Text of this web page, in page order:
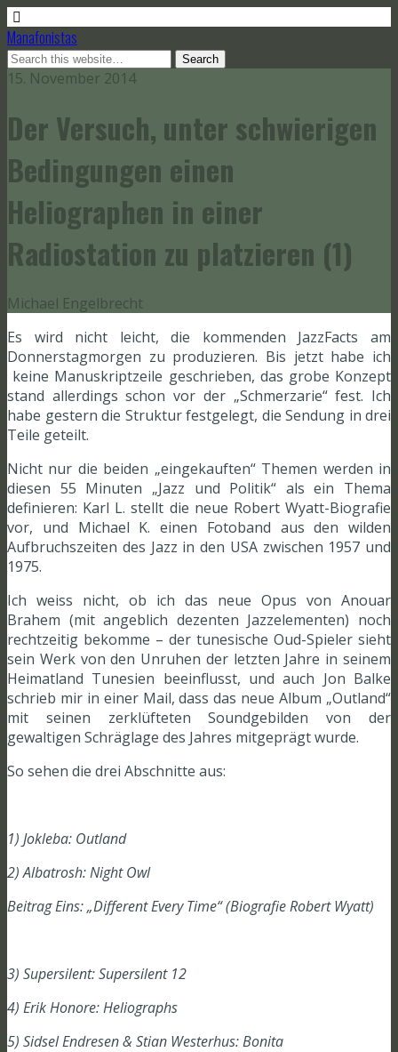
Manafonistas
15. November 2014
Der Versuch, unter schwierigen
Bedingungen einen
Heliographen in einer
Radiostation zu platzieren (1)
Michael Engelbrecht
Es wird nicht leicht, die kommenden JazzFacts am
Donnerstagmorgen zu produzieren. Bis jetzt habe ich
keine Manuskriptzeile geschrieben, das grobe Konzept
stand allerdings schon vor der „Schmerzarie“ fest. Ich
habe gestern die Struktur festgelegt, die Sendung in drei
Teile geteilt.
Nicht nur die beiden „eingekauften“ Themen werden in
diesen 55 Minuten „Jazz und Politik“ als ein Thema
definieren: Karl L. stellt die neue Robert Wyatt-Biografie
vor, und Michael K. einen Fotoband aus den wilden
Aufbruchszeiten des Jazz in den USA zwischen 1957 und
1975.
Ich weiss nicht, ob ich das neue Opus von Anouar
Brahem (mit angeblich dezenten Jazzelementen) noch
rechtzeitig bekomme – der tunesische Oud-Spieler sieht
sein Werk von den Unruhen der letzten Jahre in seinem
Heimatland Tunesien beeinflusst, und auch Jon Balke
schrieb mir in einer Mail, dass das neue Album „Outland“
mit seinen zerklüfteten Soundgebilden von der
gewaltigen Schräglage des Jahres mitgeprägt wurde.
So sehen die drei Abschnitte aus:
1) Jokleba: Outland
2) Albatrosh: Night Owl
Beitrag Eins: „Different Every Time“ (Biografie Robert Wyatt)
3) Supersilent: Supersilent 12
4) Erik Honore: Heliographs
5) Sidsel Endresen & Stian Westerhus: Bonita